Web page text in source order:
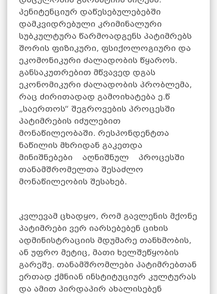
პენიტენციურ დაწესებულებებში
დამკვიდრებული კრიმინალური
სუბკულტურა წარმოადგენს პატიმრებს
შორის ფიზიკური, ფსიქოლოგიური და
ეკომონიკური ძალადობის წყაროს.
განსაკუთრებით მწვავედ დგას
ეკონომიკური ძალადობის პრობლემა,
რაც ძირითადად გამოიხატება ე.წ
„საერთოს“ შეგროვების პროცესში
პატიმრების იძულებით
მონაწილეობაში. რესპონდენტთა
ნაწილის მხრიდან გაკეთდა
მინიშნებები აღნიშნულ პროცესში
თანამშრომელთა შესაძლო
მონაწილეობის შესახებ.
კვლევამ ცხადყო, რომ გავლენის მქონე
პატიმრები ვერ იარსებებენ ციხის
ადმინისტრაციის მდუმარე თანხმობის,
ან უფრო მეტიც, მათი ხელშეწყობის
გარეშე. თანამშრომლები პატიმრებთან
ერთად ქმნიან ინსტიტუციურ კულტურას
და ამით პირდაპირ ახალისებენ